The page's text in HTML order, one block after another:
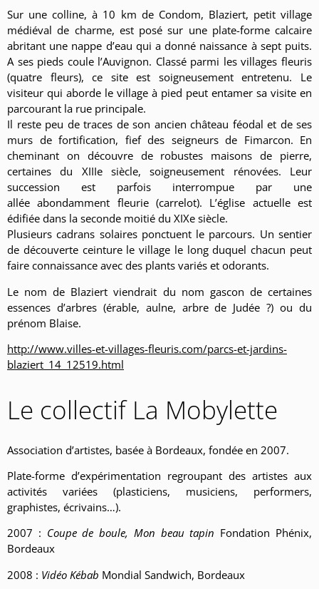
Sur une colline, à 10 km de Condom, Blaziert, petit village
médiéval de charme, est posé sur une plate-forme calcaire
abritant une nappe d’eau qui a donné naissance à sept puits.
A ses pieds coule l’Auvignon. Classé parmi les villages fleuris
(quatre fleurs), ce site est soigneusement entretenu. Le
visiteur qui aborde le village à pied peut entamer sa visite en
parcourant la rue principale.
Il reste peu de traces de son ancien château féodal et de ses
murs de fortification, fief des seigneurs de Fimarcon. En
cheminant on découvre de robustes maisons de pierre,
certaines du XIIIe siècle, soigneusement rénovées. Leur
succession est parfois interrompue par une
allée abondamment fleurie (carrelot). L’église actuelle est
édifiée dans la seconde moitié du XIXe siècle.
Plusieurs cadrans solaires ponctuent le parcours. Un sentier
de découverte ceinture le village le long duquel chacun peut
faire connaissance avec des plants variés et odorants.
Le nom de Blaziert viendrait du nom gascon de certaines
essences d’arbres (érable, aulne, arbre de Judée ?) ou du
prénom Blaise.
http://www.villes-et-villages-fleuris.com/parcs-et-jardins-
blaziert_14_12519.html
Le collectif La Mobylette
Association d’artistes, basée à Bordeaux, fondée en 2007.
Plate-forme d’expérimentation regroupant des artistes aux
activités variées (plasticiens, musiciens, performers,
graphistes, écrivains…).
2007 : Coupe de boule, Mon beau tapin Fondation Phénix,
Bordeaux
2008 : Vidéo Kébab Mondial Sandwich, Bordeaux